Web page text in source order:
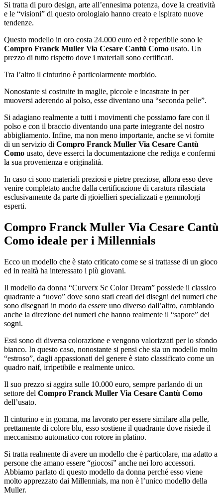
Si tratta di puro design, arte all’ennesima potenza, dove la creatività
e le “visioni” di questo orologiaio hanno creato e ispirato nuove
tendenze.
Questo modello in oro costa 24.000 euro ed è reperibile sono le
Compro Franck Muller Via Cesare Cantù Como usato. Un
prezzo di tutto rispetto dove i materiali sono certificati.
Tra l’altro il cinturino è particolarmente morbido.
Nonostante si costruite in maglie, piccole e incastrate in per
muoversi aderendo al polso, esse diventano una “seconda pelle”.
Si adagiano realmente a tutti i movimenti che possiamo fare con il
polso e con il braccio diventando una parte integrante del nostro
abbigliamento. Infine, ma non meno importante, anche se vi fornite
di un servizio di Compro Franck Muller Via Cesare Cantù
Como usato, deve esserci la documentazione che rediga e confermi
la sua provenienza e originalità.
In caso ci sono materiali preziosi e pietre preziose, allora esso deve
venire completato anche dalla certificazione di caratura rilasciata
esclusivamente da parte di gioiellieri specializzati e gemmologi
esperti.
Compro Franck Muller Via Cesare Cantù
Como ideale per i Millennials
Ecco un modello che è stato criticato come se si trattasse di un gioco
ed in realtà ha interessato i più giovani.
Il modello da donna “Curverx Sc Color Dream” possiede il classico
quadrante a “uovo” dove sono stati creati dei disegni dei numeri che
sono disegnati in modo da essere uno diverso dall’altro, cambiando
anche la direzione dei numeri che hanno realmente il “sapore” dei
sogni.
Essi sono di diversa colorazione e vengono valorizzati per lo sfondo
bianco. In questo caso, nonostante si pensi che sia un modello molto
“estroso”, dagli appassionati del genere è stato classificato come un
quadro naif, irripetibile e realmente unico.
Il suo prezzo si aggira sulle 10.000 euro, sempre parlando di un
settore del Compro Franck Muller Via Cesare Cantù Como
dell’usato.
Il cinturino e in gomma, ma lavorato per essere similare alla pelle,
prettamente di colore blu, esso sostiene il quadrante dove risiede il
meccanismo automatico con rotore in platino.
Si tratta realmente di avere un modello che è particolare, ma adatto a
persone che amano essere “giocosi” anche nei loro accessori.
Abbiamo parlato di questo modello da donna perché esso viene
molto apprezzato dai Millennials, ma non è l’unico modello della
Muller.